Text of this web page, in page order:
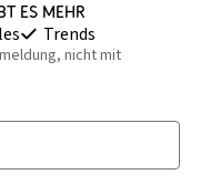
es mehr
Trends
nicht mit